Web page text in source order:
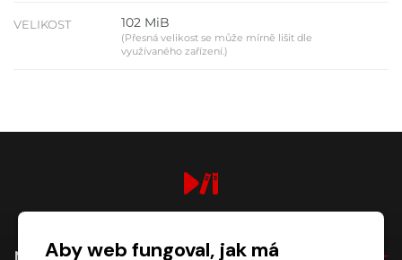
VELIKOST 102 MiB
(Přesná velikost se může mírně lišit dle
využívaného zařízení.)
NÁKUPAby web fungoval, jak má